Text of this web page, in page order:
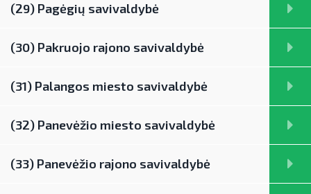
(29) Pagėgių savivaldybė
(30) Pakruojo rajono savivaldybė
(31) Palangos miesto savivaldybė
(32) Panevėžio miesto savivaldybė
(33) Panevėžio rajono savivaldybė